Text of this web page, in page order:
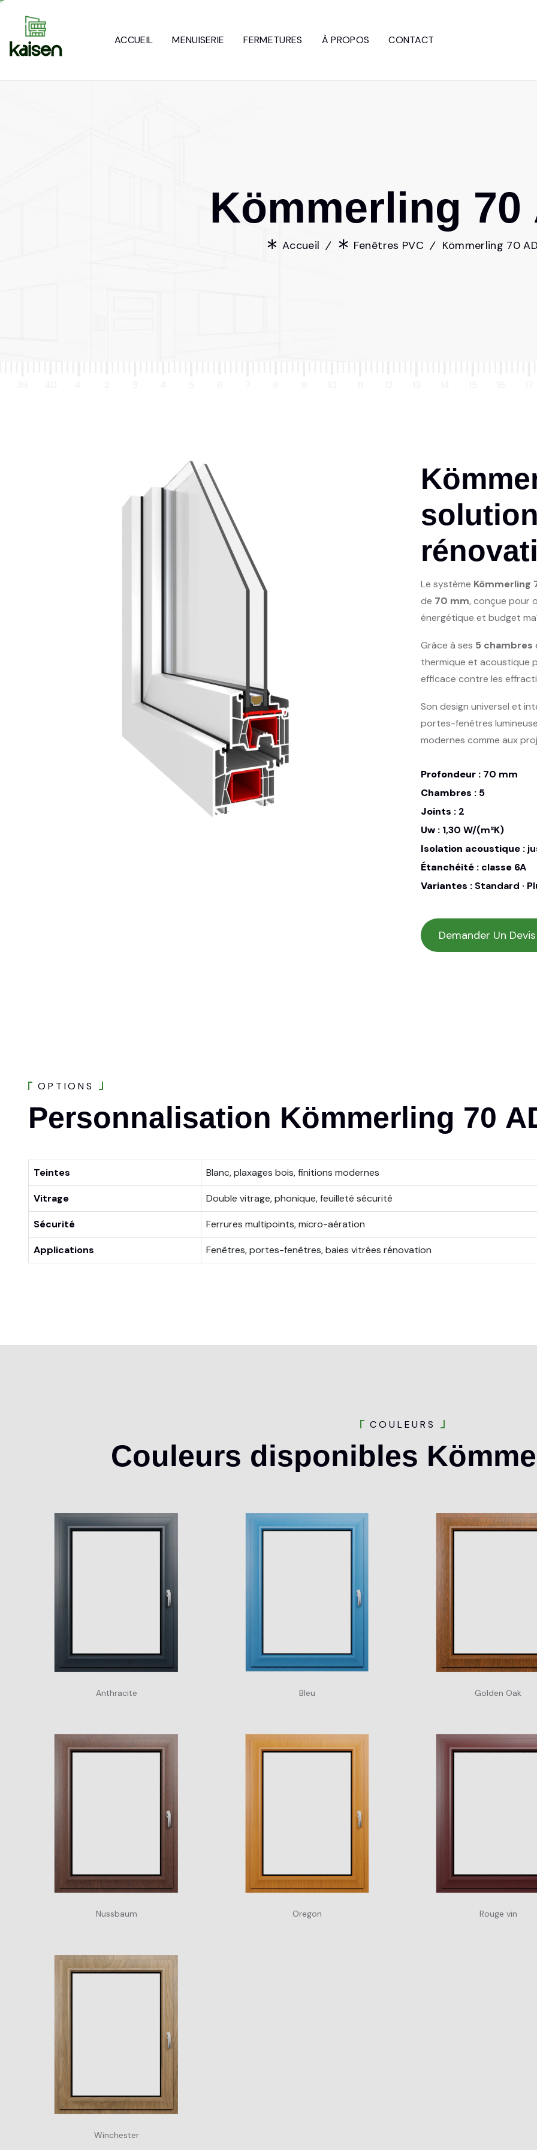
ACCUEIL MENUISERIE FERMETURES À PROPOS CONTACT
Kömmerling 70
Accueil Fenêtres PVC Kömmerling 70
Le système Kömmerling
de 70 mm, conçue pour
énergétique et budget
Grâce à ses 5 chambres
thermique et acoustique
efficace contre les
Son design universel et
portes-fenêtres
modernes comme aux
Profondeur : 70 mm
Chambres : 5
Joints : 2
Uw : 1,30 W/(m²K)
Isolation acoustique :
Étanchéité : classe 6A
Variantes : Standard ·
Demander Un Devis
O P T IONS
Personnalisation Kömmerling 70
Teintes Blanc, plaxages bois, finitions modernes
Vitrage Double vitrage, phonique, feuilleté sécurité
Sécurité Ferrures multipoints, micro-aération
Applications Fenêtres, portes-fenêtres, baies vitrées rénovation
CO U LEURS
Couleurs disponibles
Anthracite Bleu Golden Oak
Nussbaum Oregon Rouge vin
Winchester